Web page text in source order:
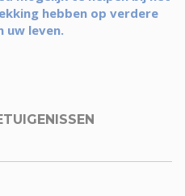
hebben op verdere
uw leven.